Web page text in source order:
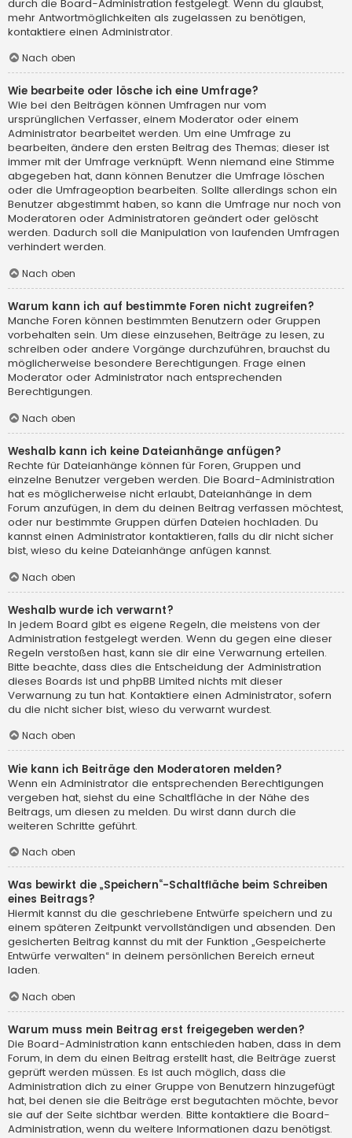
durch die Board-Administration festgelegt. Wenn du glaubst,
mehr Antwortmöglichkeiten als zugelassen zu benötigen,
kontaktiere einen Administrator.
Nach oben
Wie bearbeite oder lösche ich eine Umfrage?
Wie bei den Beiträgen können Umfragen nur vom
ursprünglichen Verfasser, einem Moderator oder einem
Administrator bearbeitet werden. Um eine Umfrage zu
bearbeiten, ändere den ersten Beitrag des Themas; dieser ist
immer mit der Umfrage verknüpft. Wenn niemand eine Stimme
abgegeben hat, dann können Benutzer die Umfrage löschen
oder die Umfrageoption bearbeiten. Sollte allerdings schon ein
Benutzer abgestimmt haben, so kann die Umfrage nur noch von
Moderatoren oder Administratoren geändert oder gelöscht
werden. Dadurch soll die Manipulation von laufenden Umfragen
verhindert werden.
Nach oben
Warum kann ich auf bestimmte Foren nicht zugreifen?
Manche Foren können bestimmten Benutzern oder Gruppen
vorbehalten sein. Um diese einzusehen, Beiträge zu lesen, zu
schreiben oder andere Vorgänge durchzuführen, brauchst du
möglicherweise besondere Berechtigungen. Frage einen
Moderator oder Administrator nach entsprechenden
Berechtigungen.
Nach oben
Weshalb kann ich keine Dateianhänge anfügen?
Rechte für Dateianhänge können für Foren, Gruppen und
einzelne Benutzer vergeben werden. Die Board-Administration
hat es möglicherweise nicht erlaubt, Dateianhänge in dem
Forum anzufügen, in dem du deinen Beitrag verfassen möchtest,
oder nur bestimmte Gruppen dürfen Dateien hochladen. Du
kannst einen Administrator kontaktieren, falls du dir nicht sicher
bist, wieso du keine Dateianhänge anfügen kannst.
Nach oben
Weshalb wurde ich verwarnt?
In jedem Board gibt es eigene Regeln, die meistens von der
Administration festgelegt werden. Wenn du gegen eine dieser
Regeln verstoßen hast, kann sie dir eine Verwarnung erteilen.
Bitte beachte, dass dies die Entscheidung der Administration
dieses Boards ist und phpBB Limited nichts mit dieser
Verwarnung zu tun hat. Kontaktiere einen Administrator, sofern
du die nicht sicher bist, wieso du verwarnt wurdest.
Nach oben
Wie kann ich Beiträge den Moderatoren melden?
Wenn ein Administrator die entsprechenden Berechtigungen
vergeben hat, siehst du eine Schaltfläche in der Nähe des
Beitrags, um diesen zu melden. Du wirst dann durch die
weiteren Schritte geführt.
Nach oben
Was bewirkt die „Speichern“-Schaltfläche beim Schreiben
eines Beitrags?
Hiermit kannst du die geschriebene Entwürfe speichern und zu
einem späteren Zeitpunkt vervollständigen und absenden. Den
gesicherten Beitrag kannst du mit der Funktion „Gespeicherte
Entwürfe verwalten“ in deinem persönlichen Bereich erneut
laden.
Nach oben
Warum muss mein Beitrag erst freigegeben werden?
Die Board-Administration kann entschieden haben, dass in dem
Forum, in dem du einen Beitrag erstellt hast, die Beiträge zuerst
geprüft werden müssen. Es ist auch möglich, dass die
Administration dich zu einer Gruppe von Benutzern hinzugefügt
hat, bei denen sie die Beiträge erst begutachten möchte, bevor
sie auf der Seite sichtbar werden. Bitte kontaktiere die Board-
Administration, wenn du weitere Informationen dazu benötigst.